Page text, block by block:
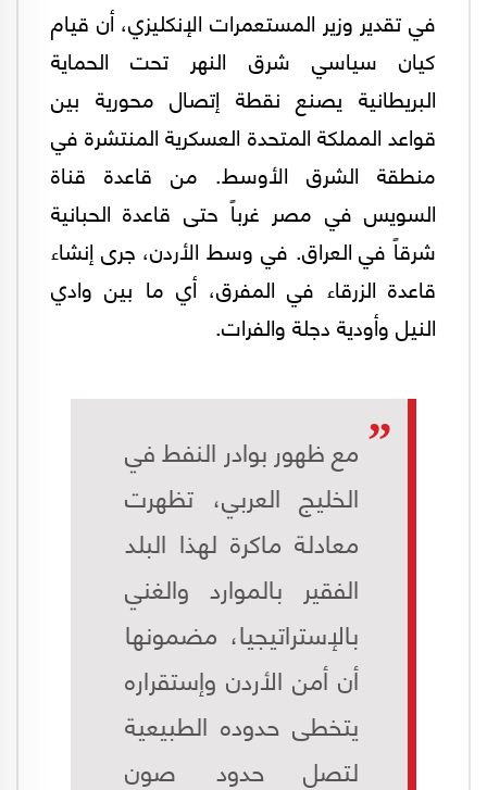
في تقدير وزير المستعمرات الإنكليزي، أن قيام
كيان سياسي شرق النهر تحت الحماية
البريطانية يصنع نقطة إتصال محورية بين
قواعد المملكة المتحدة العسكرية المنتشرة في
منطقة الشرق الأوسط. من قاعدة قناة
السويس في مصر غرباً حتى قاعدة الحبانية
شرقاً في العراق. في وسط الأردن، جرى إنشاء
قاعدة الزرقاء في المفرق، أي ما بين وادي
النيل وأودية دجلة والفرات.
مع ظهور بوادر النفط في
الخليج العربي، تظهرت
معادلة ماكرة لهذا البلد
الفقير بالموارد والغني
بالإستراتيجيا، مضمونها
أن أمن الأردن وإستقراره
يتخطى حدوده الطبيعية
لتصل حدود صون